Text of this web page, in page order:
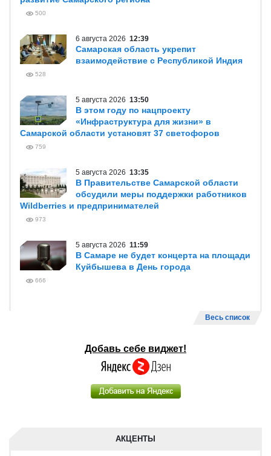
500
6 августа 2026 12:39
Самарская область укрепит
взаимодействие с Республикой Индия
528
5 августа 2026 13:50
В этом году по нацпроекту
«Инфраструктура для жизни» в
Самарской области установят 37 светофоров
759
5 августа 2026 13:35
В Правительстве Самарской области
обсудили меры поддержки работников
Wildberries и предпринимателей
973
5 августа 2026 11:59
В Самаре не будет концерта на площади
Куйбышева в День города
666
Весь список
Добавь себе виджет!
АКЦЕНТЫ